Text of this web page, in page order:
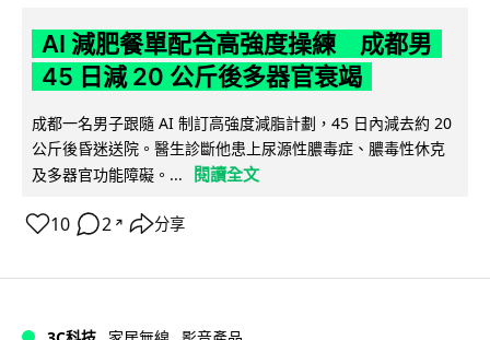
AI 減肥餐單配合高強度操練 成都男
45 日減 20 公斤後多器官衰竭
成都一名男子跟隨 AI 制訂高強度減脂計劃，45 日內減去約 20
公斤後昏迷送院。醫生診斷他患上尿源性膿毒症、膿毒性休克
及多器官功能障礙。...
閱讀全文
10 2 ↗ 分享